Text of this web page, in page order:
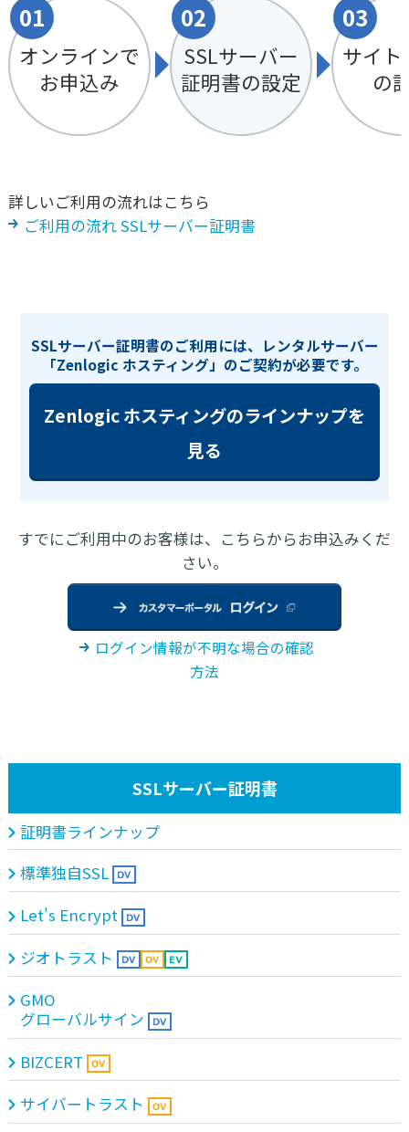
01
オンラインで
お申込み
02
SSLサーバー
証明書の設定
03
サイ
の
詳しいご利用の流れはこちら
ご利用の流れ SSLサーバー証明書
SSLサーバー証明書のご利用には、レンタルサーバー
「Zenlogic ホスティング」のご契約が必要です。
Zenlogic ホスティングのラインナップを
見る
すでにご利用中のお客様は、こちらからお申込みくだ
さい。
ログイン情報が不明な場合の確認
方法
SSLサーバー証明書
証明書ラインナップ
標準独自SSL
Let's Encrypt
ジオトラスト
GMO
グローバルサイン
BIZCERT
サイバートラスト